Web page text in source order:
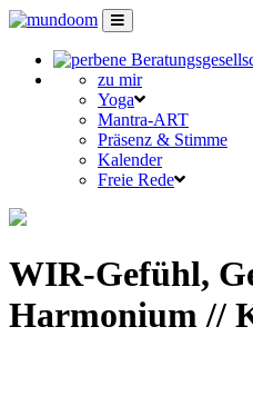
zu mir
Yoga
Mantra-ART
Präsenz & Stimme
Kalender
Freie Rede
WIR-Gefühl,
Harmonium​ //